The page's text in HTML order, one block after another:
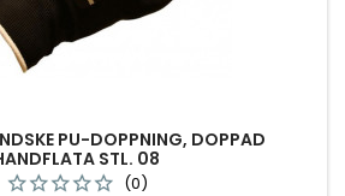
PU-DOPPNING, DOPPAD
STL. 08
(0)